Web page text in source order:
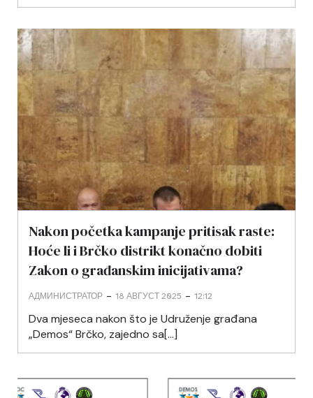
Nakon početka kampanje pritisak raste:
Hoće li i Brčko distrikt konačno dobiti
Zakon o građanskim inicijativama?
АДМИНИСТРАТОР - 18 АВГУСТ 2025 - 12:12
Dva mjeseca nakon što je Udruženje građana
„Demos“ Brčko, zajedno sa[…]